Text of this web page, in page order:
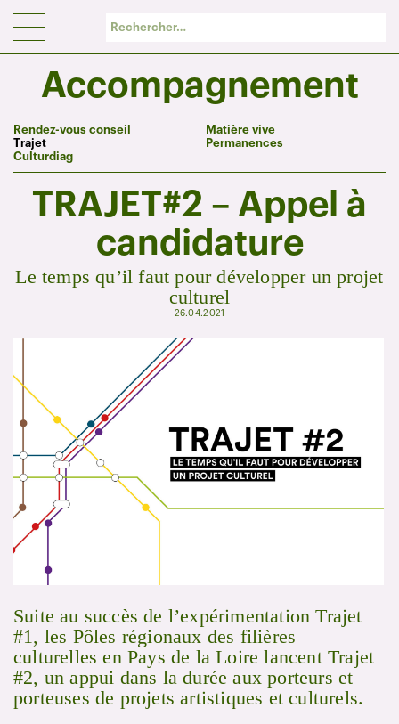
Accompagnement
Rendez-vous conseil
Trajet
Culturdiag
Matière vive
Permanences
TRAJET#2 – Appel à
candidature
Le temps qu’il faut pour développer un projet
culturel
26.04.2021
Suite au succès de l’expérimentation Trajet
#1, les Pôles régionaux des filières
culturelles en Pays de la Loire lancent Trajet
#2, un appui dans la durée aux porteurs et
porteuses de projets artistiques et culturels.